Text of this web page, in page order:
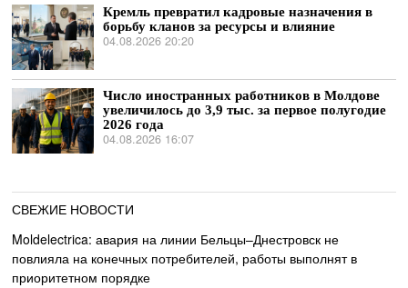
Кремль превратил кадровые назначения в
борьбу кланов за ресурсы и влияние
04.08.2026 20:20
Число иностранных работников в Молдове
увеличилось до 3,9 тыс. за первое полугодие
2026 года
04.08.2026 16:07
СВЕЖИЕ НОВОСТИ
Moldelectrica: авария на линии Бельцы–Днестровск не
повлияла на конечных потребителей, работы выполнят в
приоритетном порядке